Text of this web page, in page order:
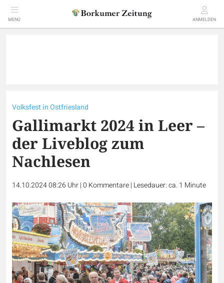
MENÜ ANMELDEN
Volksfest in Ostfriesland
Gallimarkt 2024 in Leer –
der Liveblog zum
Nachlesen
14.10.2024 08:26 Uhr|0 Kommentare| Lesedauer: ca. 1 Minute